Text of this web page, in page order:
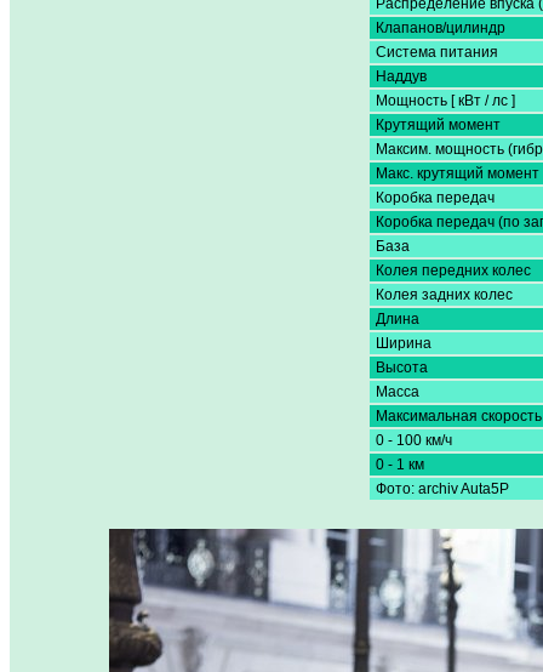
Распределение впуска
Клапанов/цилиндр
Система питания
Наддув
Мощность [ кВт / лс ]
Крутящий момент
Максим. мощность
Макс. крутящий момент
Коробка передач
Коробка передач (по
База
Колея передних колес
Колея задних колес
Длина
Ширина
Высота
Масса
Максимальная скорость
0 - 100 км/ч
0 - 1 км
Фото: archiv Auta5P